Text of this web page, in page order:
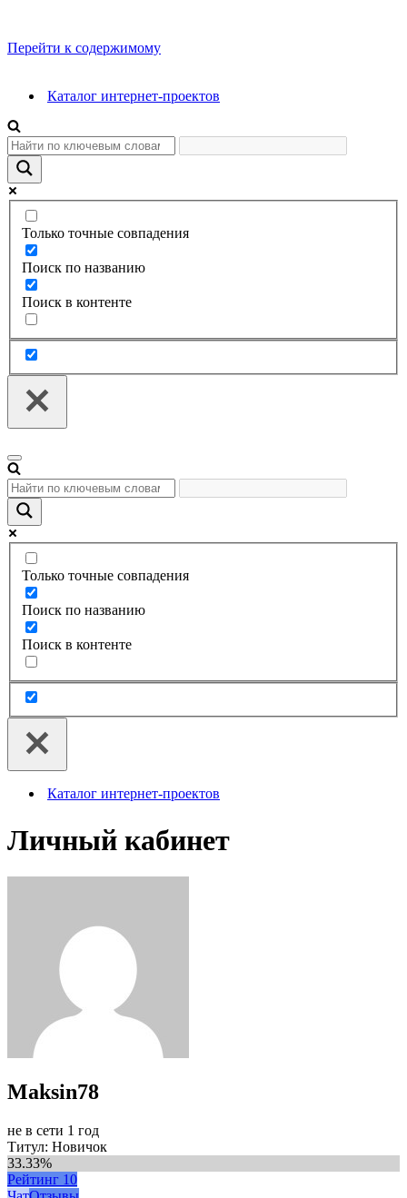
Перейти к содержимому
Каталог интернет-проектов
Только точные совпадения
Поиск по названию
Поиск в контенте
Меню
навигации
Только точные совпадения
Поиск по названию
Поиск в контенте
Каталог интернет-проектов
Личный кабинет
Maksin78
не в сети 1 год
Титул: Новичок
33.33%
Рейтинг 10